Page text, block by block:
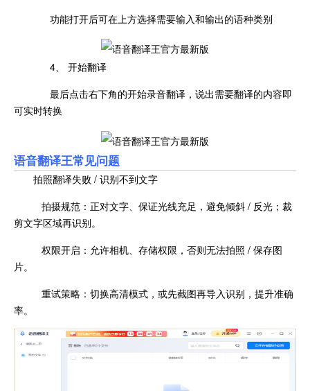
功能打开后可在上方选择需要输入和输出的语种类别
4、 开始翻译
最后点击右下角的开始录音翻译，说出需要翻译的内容即
可实时转换
语音翻译王常见问题
拍照翻译失败 / 识别不到文字
拍摄规范：正对文字、保证光线充足，避免倾斜 / 反光；裁
剪文字区域再识别。
权限开启：允许相机、存储权限，否则无法拍照 / 保存图
片。
重试策略：切换高清模式，或先截图再导入识别，提升准确
率。